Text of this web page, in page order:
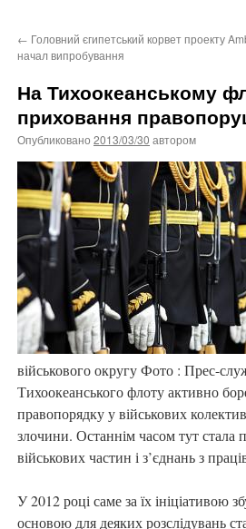
← Головний єгипетський корвет проекту
начал випробування
На Тихоокеанському
приховання
Опубликовано 2013/03/30 автором
військового округу Фото : Прес-
Тихоокеанського флоту активно
правопорядку у військових
злочини. Останнім часом тут стала
військових частин і з’єднань з
У 2012 році саме за їх ініціативою
основою для деяких розслідувань